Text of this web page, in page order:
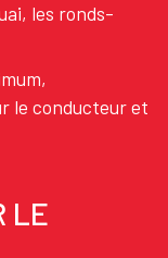
les ronds-
le conducteur et
LE